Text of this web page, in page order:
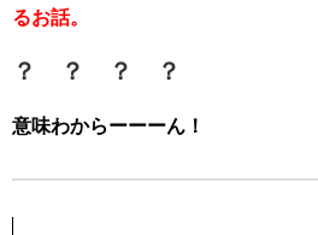
るお話。
？ ？ ？ ？
意味わからーーーん！